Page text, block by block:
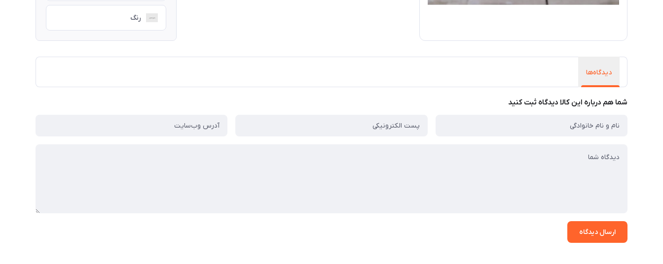
رنگ
دیدگاه‌ها
شما هم درباره این کالا دیدگاه ثبت کنید
ارسال دیدگاه